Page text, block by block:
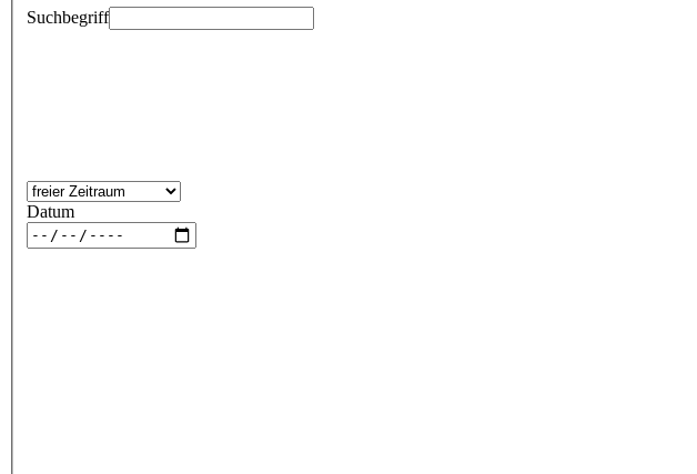
Suchbegriff
Datum